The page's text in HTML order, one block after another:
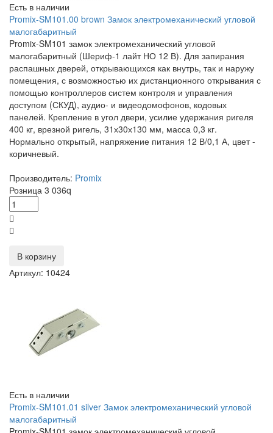
Есть в наличии
Promix-SM101.00 brown Замок электромеханический угловой
малогабаритный
Promix-SM101 замок электромеханический угловой
малогабаритный (Шериф-1 лайт НО 12 В). Для запирания
распашных дверей, открывающихся как внутрь, так и наружу
помещения, с возможностью их дистанционного открывания с
помощью контроллеров систем контроля и управления
доступом (СКУД), аудио- и видеодомофонов, кодовых
панелей. Крепление в угол двери, усилие удержания ригеля
400 кг, врезной ригель, 31х30х130 мм, масса 0,3 кг.
Нормально открытый, напряжение питания 12 В/0,1 А, цвет -
коричневый.
Производитель: Promix
Розница 3 036q
В корзину
Артикул: 10424
Есть в наличии
Promix-SM101.01 silver Замок электромеханический угловой
малогабаритный